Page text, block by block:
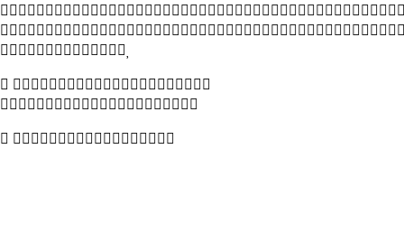

 

 